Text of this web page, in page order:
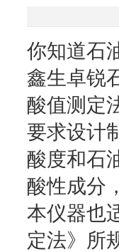
你知道石
鑫生卓锐
酸值测定
要求设计
酸度和石
酸性成分
本仪器也
定法》所